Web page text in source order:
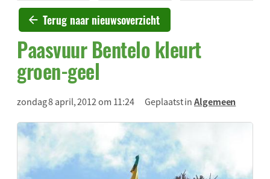
Terug naar nieuwsoverzicht
Paasvuur Bentelo kleurt
groen-geel
zondag 8 april, 2012 om 11:24 Geplaatst inAlgemeen